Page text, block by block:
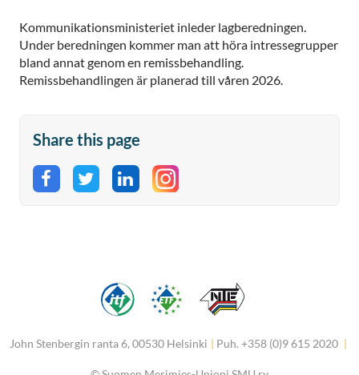
Kommunikationsministeriet inleder lagberedningen.
Under beredningen kommer man att höra intressegrupper
bland annat genom en remissbehandling.
Remissbehandlingen är planerad till våren 2026.
Share this page
Share on Facebook
Share on Twitter
Share on LinkedIn
John Stenbergin ranta 6, 00530 Helsinki | Puh. +358 (0)9 615 2020 |